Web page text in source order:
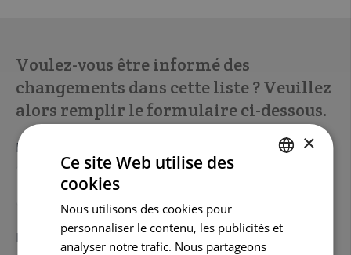
Voulez-vous être informé des
changements dans cette liste ? Veuillez
alors remplir le formulaire ci-dessous.
Nom d'entreprise
E-mail
×
Ce site Web utilise des
cookies
Nous utilisons des cookies pour
personnaliser le contenu, les publicités et
analyser notre trafic. Nous partageons